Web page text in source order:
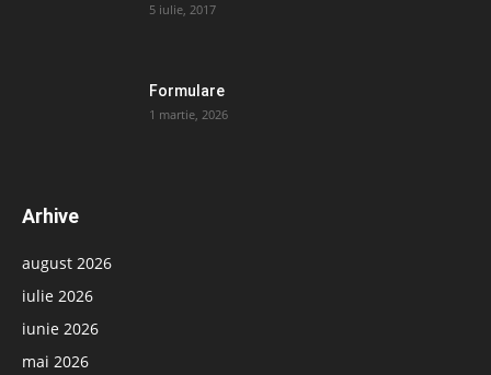
5 iulie, 2017
Formulare
1 martie, 2026
Arhive
august 2026
iulie 2026
iunie 2026
mai 2026